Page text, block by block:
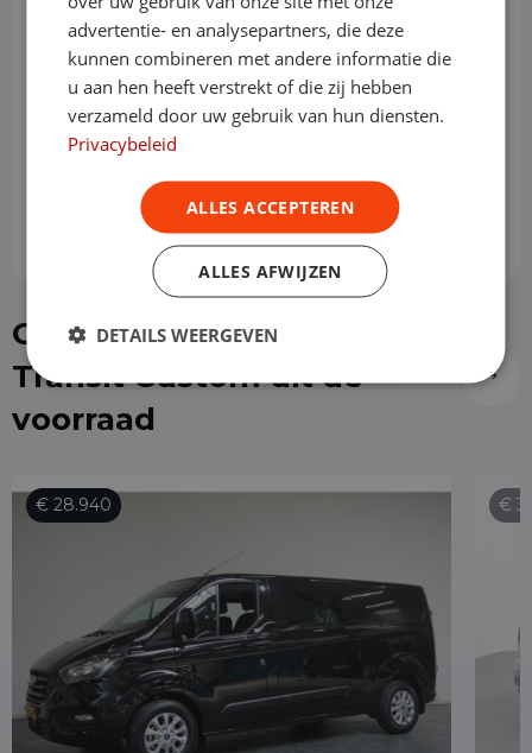
Slottermijn
Prijs per maand
€ 858,96
Of kies direct een Ford
Transit Custom uit de
voorraad
€ 28.940 €
advertentie- en analysepartners, die deze
kunnen combineren met andere informatie die
u aan hen heeft verstrekt of die zij hebben
verzameld door uw gebruik van hun diensten.
Privacybeleid
ALLES ACCEPTEREN
ALLES AFWIJZEN
DETAILS WEERGEVEN